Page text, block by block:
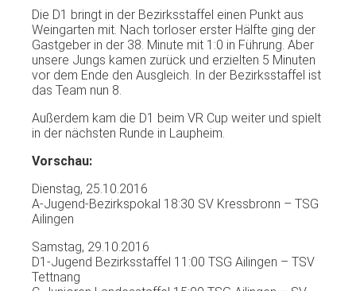
Die D1 bringt in der Bezirksstaffel einen Punkt aus
Weingarten mit. Nach torloser erster Hälfte ging der
Gastgeber in der 38. Minute mit 1:0 in Führung. Aber
unsere Jungs kamen zurück und erzielten 5 Minuten
vor dem Ende den Ausgleich. In der Bezirksstaffel ist
das Team nun 8.
Außerdem kam die D1 beim VR Cup weiter und spielt
in der nächsten Runde in Laupheim.
Vorschau:
Dienstag, 25.10.2016
A-Jugend-Bezirkspokal 18:30 SV Kressbronn – TSG
Ailingen
Samstag, 29.10.2016
D1-Jugend Bezirksstaffel 11:00 TSG Ailingen – TSV
Tettnang